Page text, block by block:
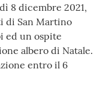
8 dicembre 2021,
di San Martino
ed un ospite
albero di Natale.
entro il 6